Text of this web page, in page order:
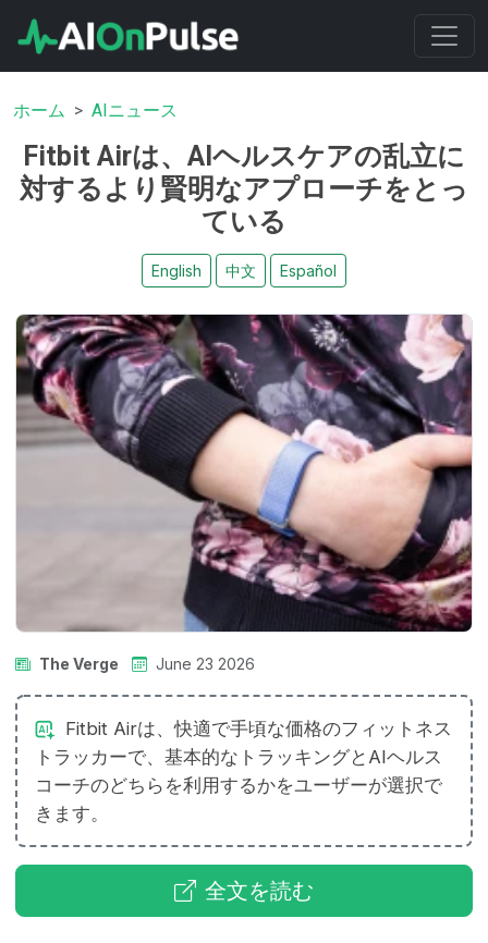
ホーム AIニュース
Fitbit Airは、AIヘルスケアの乱立に
対するより賢明なアプローチをとっ
ている
English 中文 Español
The Verge June 23 2026
Fitbit Airは、快適で手頃な価格のフィットネス
トラッカーで、基本的なトラッキングとAIヘルス
コーチのどちらを利用するかをユーザーが選択で
きます。
全文を読む